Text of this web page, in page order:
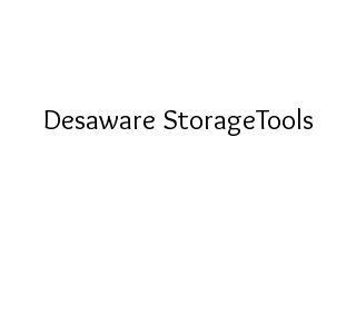
Desaware StorageTools